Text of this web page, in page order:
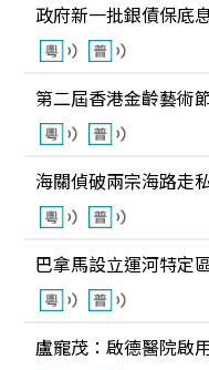
政府新一批銀債保底
第二屆香港金齡藝術
海關偵破兩宗海路走
巴拿馬設立運河特定
盧寵茂：啟德醫院啟